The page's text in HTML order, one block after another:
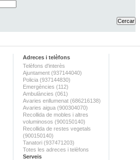
Adreces i telèfons
Telèfons d'interès
Ajuntament (937144040)
Policia (937144830)
Emergències (112)
Ambulàncies (061)
Avaries enllumenat (686216138)
Avaries aigua (900304070)
Recollida de mobles i altres
voluminosos (900150140)
Recollida de restes vegetals
(900150140)
Tanatori (937471203)
Totes les adreces i telèfons
Serveis